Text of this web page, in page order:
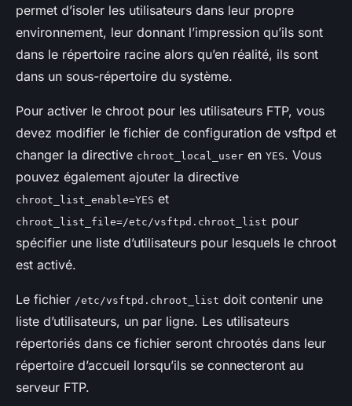
permet d’isoler les utilisateurs dans leur propre
environnement, leur donnant l’impression qu’ils sont
dans le répertoire racine alors qu’en réalité, ils sont
dans un sous-répertoire du système.
Pour activer le chroot pour les utilisateurs FTP, vous
devez modifier le fichier de configuration de vsftpd et
changer la directive chroot_local_user en YES. Vous
pouvez également ajouter la directive
chroot_list_enable=YES et
chroot_list_file=/etc/vsftpd.chroot_list pour
spécifier une liste d’utilisateurs pour lesquels le chroot
est activé.
Le fichier /etc/vsftpd.chroot_list doit contenir une
liste d’utilisateurs, un par ligne. Les utilisateurs
répertoriés dans ce fichier seront chrootés dans leur
répertoire d’accueil lorsqu’ils se connecteront au
serveur FTP.